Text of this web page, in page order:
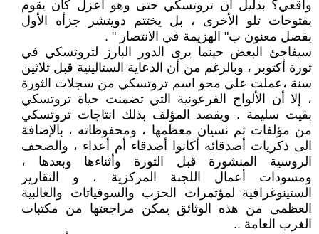
واقعي؟ بدليل أن تروتسكي حتى وهو أعزل كان يقوم
بفتوحات تلو الأخرى ، بل يختتم دويتشر جزأه الأول
بفصل معنون ب" الهزيمة في الانتصار " .
سيفاجئ البعض حينما يرى الدور البارز لتروتسكي في
ثورة أكتوبر ، وبالرغم من أن الدعاية الستالينية قبل ثلاثين
سنة ،عملت على محو اسم تروتسكي من سجلات الثورة
، إلا أن الألواح الفرعونية التي تضمنت حياة تروتسكي
بقيت سليمة . ويقصد المؤلف بذلك انتاجات تروتسكي
من مؤلفات ثم نسيان معظمها ، ومحفوظاته ، بالإضافة
الى ذكريات أصدقائه أكانوا أصدقاء أم أعداء ، والصحف
الروسية المنشورة قبل الثورة وأثناءها وبعدها ،
ومسودات أعمال اللجنة المركزية ، و التقارير
الستينوغرافية لمؤتمرات الحزب والسوفياتات والغالبية
العظمى من هذه الوثائق يمكن مراجعتها من مكتبات
الغرب العامة ..